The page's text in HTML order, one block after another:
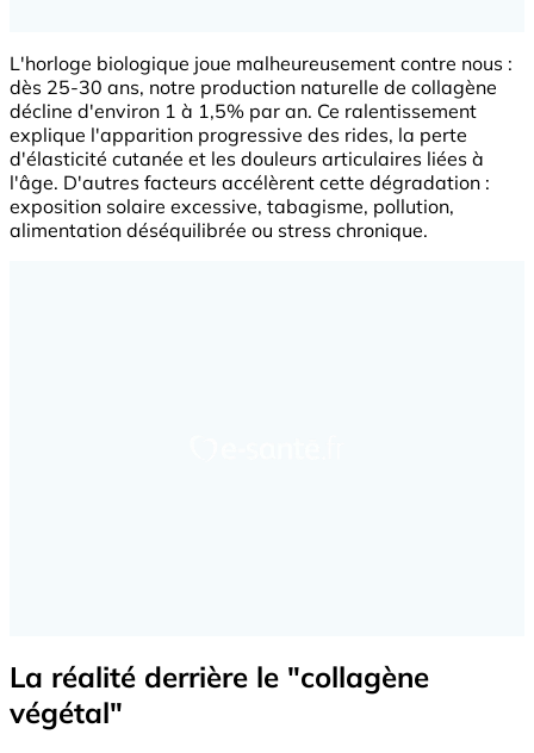
L'horloge biologique joue malheureusement contre nous :
dès 25-30 ans, notre production naturelle de collagène
décline d'environ 1 à 1,5% par an. Ce ralentissement
explique l'apparition progressive des rides, la perte
d'élasticité cutanée et les douleurs articulaires liées à
l'âge. D'autres facteurs accélèrent cette dégradation :
exposition solaire excessive, tabagisme, pollution,
alimentation déséquilibrée ou stress chronique.
La réalité derrière le "collagène
végétal"